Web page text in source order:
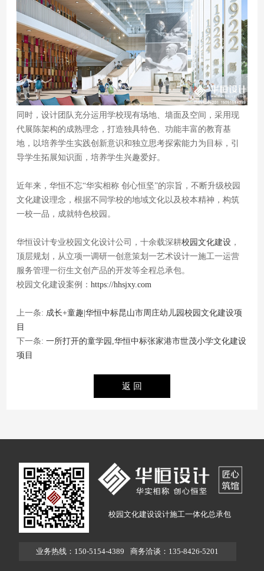
同时，设计团队充分运用学校现有场地、墙面及空间，采用现
代展陈架构的成熟理念，打造独具特色、功能丰富的教育基
地，以培养学生实践创新意识和独立思考探索能力为目标，引
导学生拓展知识面，培养学生兴趣爱好。
近年来，华恒不忘“华实相称 创心恒坚”的宗旨，不断升级校园
文化建设理念，根据不同学校的地域文化以及校本精神，构筑
一校一品，成就特色校园。
华恒设计专业校园文化设计公司，十余载深耕校园文化建设 ，
顶层规划，从立项一调研一创意策划一艺术设计一施工一运营
服务管理一衍生文创产品的开发等全程总承包。
校园文化建设案例：https://hhsjxy.com
上一条: 成长+童趣|华恒中标昆山市周庄幼儿园校园文化建设项
目
下一条:一所打开的童学园,华恒中标张家港市世茂小学文化建设
项目
校园文化建设设计施工一体化总承包
业务热线：150-5154-4389 商务洽谈：135-8426-5201